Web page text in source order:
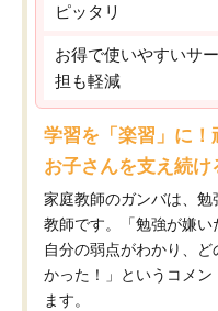
ピッタリ
お得で使いやすいサ
担も軽減
学習を「楽習」に！
お子さんを支え続け
家庭教師のガンバは、
教師です。「勉強が嫌
自分の弱点がわかり、
かった！」というコメ
ます。